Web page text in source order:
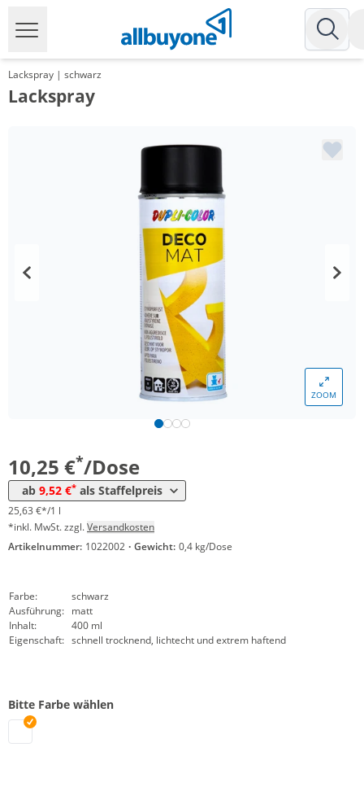
Lackspray | schwarz
Lackspray
ZOOM
10,25 €*/Dose
ab 9,52 €* als Staffelpreis
25,63 €*/1 l
*inkl. MwSt. zzgl.Versandkosten
Artikelnummer: 1022002 · Gewicht: 0,4 kg/Dose
Farbe:
schwarz
Ausführung: matt
Inhalt:
400 ml
Eigenschaft: schnell trocknend, lichtecht und extrem haftend
Bitte Farbe wählen
Lackspray | schwarz